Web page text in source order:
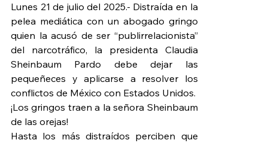
Lunes 21 de julio del 2025.- Distraída en la
pelea mediática con un abogado gringo
quien la acusó de ser “publirrelacionista”
del narcotráfico, la presidenta Claudia
Sheinbaum Pardo debe dejar las
pequeñeces y aplicarse a resolver los
conflictos de México con Estados Unidos.
¡Los gringos traen a la señora Sheinbaum
de las orejas!
Hasta los más distraídos perciben que